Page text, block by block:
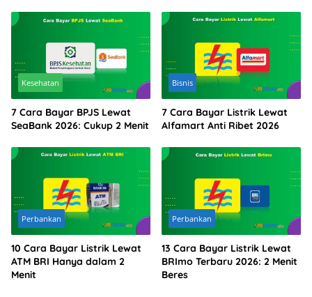
Kesehatan
7 Cara Bayar BPJS Lewat
SeaBank 2026: Cukup 2 Menit
Bisnis
7 Cara Bayar Listrik Lewat
Alfamart Anti Ribet 2026
Perbankan
10 Cara Bayar Listrik Lewat
ATM BRI Hanya dalam 2
Menit
Perbankan
13 Cara Bayar Listrik Lewat
BRImo Terbaru 2026: 2 Menit
Beres